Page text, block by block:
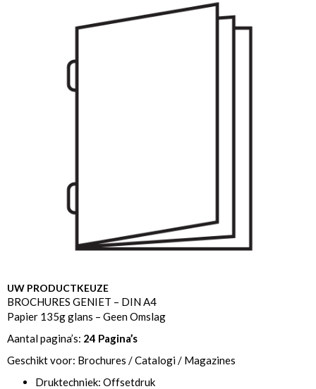
UW PRODUCTKEUZE
BROCHURES GENIET – DIN A4
Papier 135g glans – Geen Omslag
Aantal pagina’s: 24 Pagina’s
Geschikt voor: Brochures / Catalogi / Magazines
Druktechniek: Offsetdruk